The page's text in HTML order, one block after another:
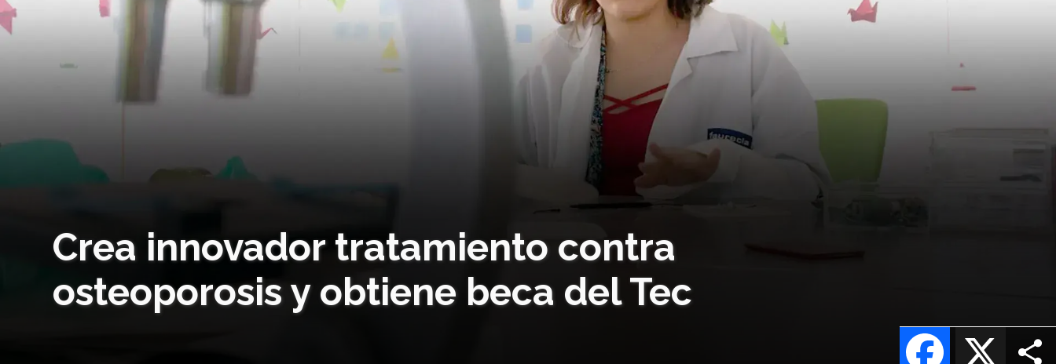
Crea innovador tratamiento contra
osteoporosis y obtiene beca del Tec
X
Facebook